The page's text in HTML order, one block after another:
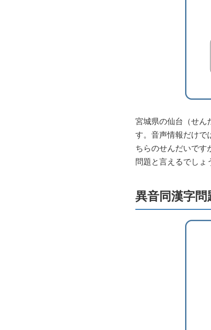
宮城県の仙台（せん
す。音声情報だけで
ちらのせんだいです
問題と言えるでしょ
異音同漢字問